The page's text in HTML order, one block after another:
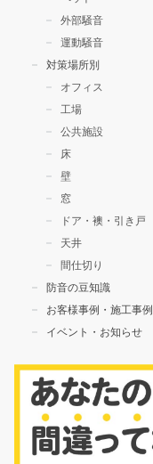
外部騒音
運動騒音
対策場所別
オフィス
工場
公共施設
床
壁
窓
ドア・襖・引き戸
天井
間仕切り
防音の豆知識
お客様事例・施工事例
イベント・お知らせ